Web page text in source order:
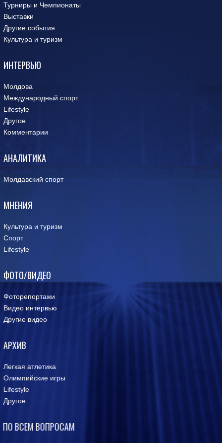
Турниры и Чемпионаты
Выставки
Другие события
Культура и туризм
ИНТЕРВЬЮ
Молдова
Международный спорт
Lifestyle
Другое
Комментарии
АНАЛИТИКА
Молдавский спорт
МНЕНИЯ
Культура и туризм
Спорт
Lifestyle
ФОТО/ВИДЕО
Фоторепортажи
Видео интервью
Другие видео
АРХИВ
Легкая атлетика
Олимпийские игры
Lifestyle
Другое
ПО ВСЕМ ВОПРОСАМ